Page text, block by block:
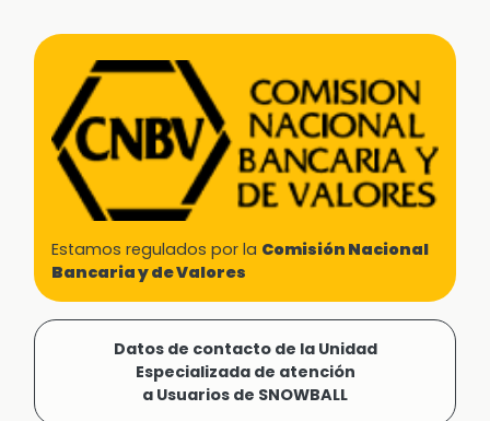
Estamos regulados por la Comisión Nacional
Bancaria y de Valores
Datos de contacto de la Unidad
Especializada de atención
a Usuarios de SNOWBALL